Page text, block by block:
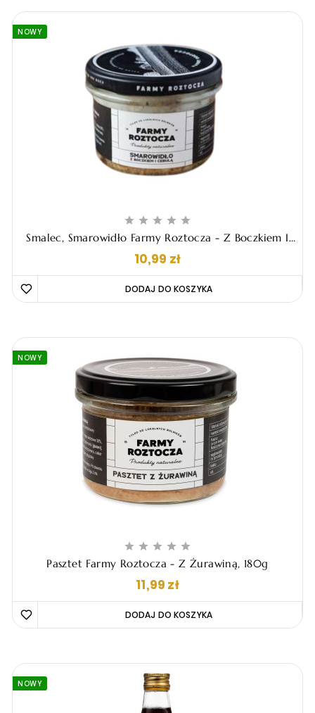
NOWY
    
Smalec, Smarowidło Farmy Roztocza - Z Boczkiem I
10,99 złCena
NOWY
    
Pasztet Farmy Roztocza - Z Żurawiną, 180g
11,99 złCena
NOWY